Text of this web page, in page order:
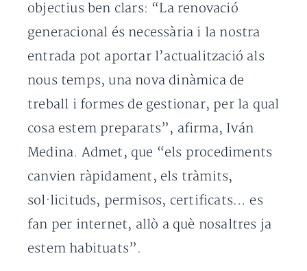
objectius ben clars: “La renovació
generacional és necessària i la nostra
entrada pot aportar l’actualització als
nous temps, una nova dinàmica de
treball i formes de gestionar, per la qual
cosa estem preparats”, afirma, Iván
Medina. Admet, que “els procediments
canvien ràpidament, els tràmits,
sol·licituds, permisos, certificats… es
fan per internet, allò a què nosaltres ja
estem habituats”.